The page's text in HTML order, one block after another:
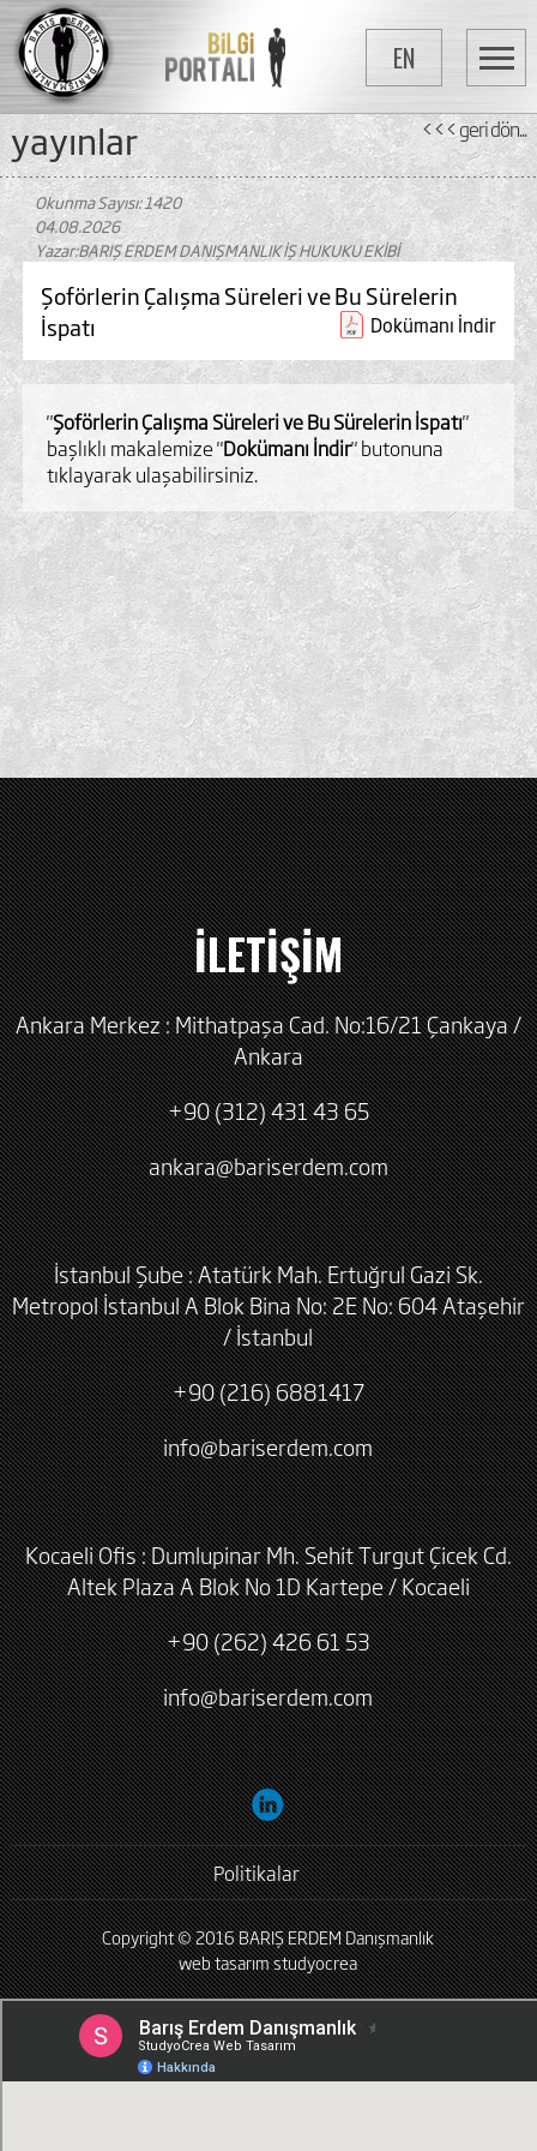
EN
yayinlar <<< geri dön...
Okunma Sayısı: 1420
04.08.2026
Yazar:BARIŞ ERDEM DANIŞMANLIK İŞ HUKUKU EKİBİ
Şoförlerin Çalışma Süreleri ve Bu Sürelerin
İspatı
Dokümanı İndir
"Şoförlerin Çalışma Süreleri ve Bu Sürelerin İspatı"
başlıklı makalemize "Dokümanı İndir" butonuna
tıklayarak ulaşabilirsiniz.
İLETİŞİM
Ankara Merkez : Mithatpaşa Cad. No:16/21 Çankaya /
Ankara
+90 (312) 431 43 65
ankara@bariserdem.com
İstanbul Şube : Atatürk Mah. Ertuğrul Gazi Sk.
Metropol İstanbul A Blok Bina No: 2E No: 604 Ataşehir
/ İstanbul
+90 (216) 6881417
info@bariserdem.com
Kocaeli Ofis : Dumlupinar Mh. Sehit Turgut Çicek Cd.
Altek Plaza A Blok No 1D Kartepe / Kocaeli
+90 (262) 426 61 53
info@bariserdem.com
Politikalar
Copyright © 2016 BARIŞ ERDEM Danışmanlık
web tasarımstudyocrea